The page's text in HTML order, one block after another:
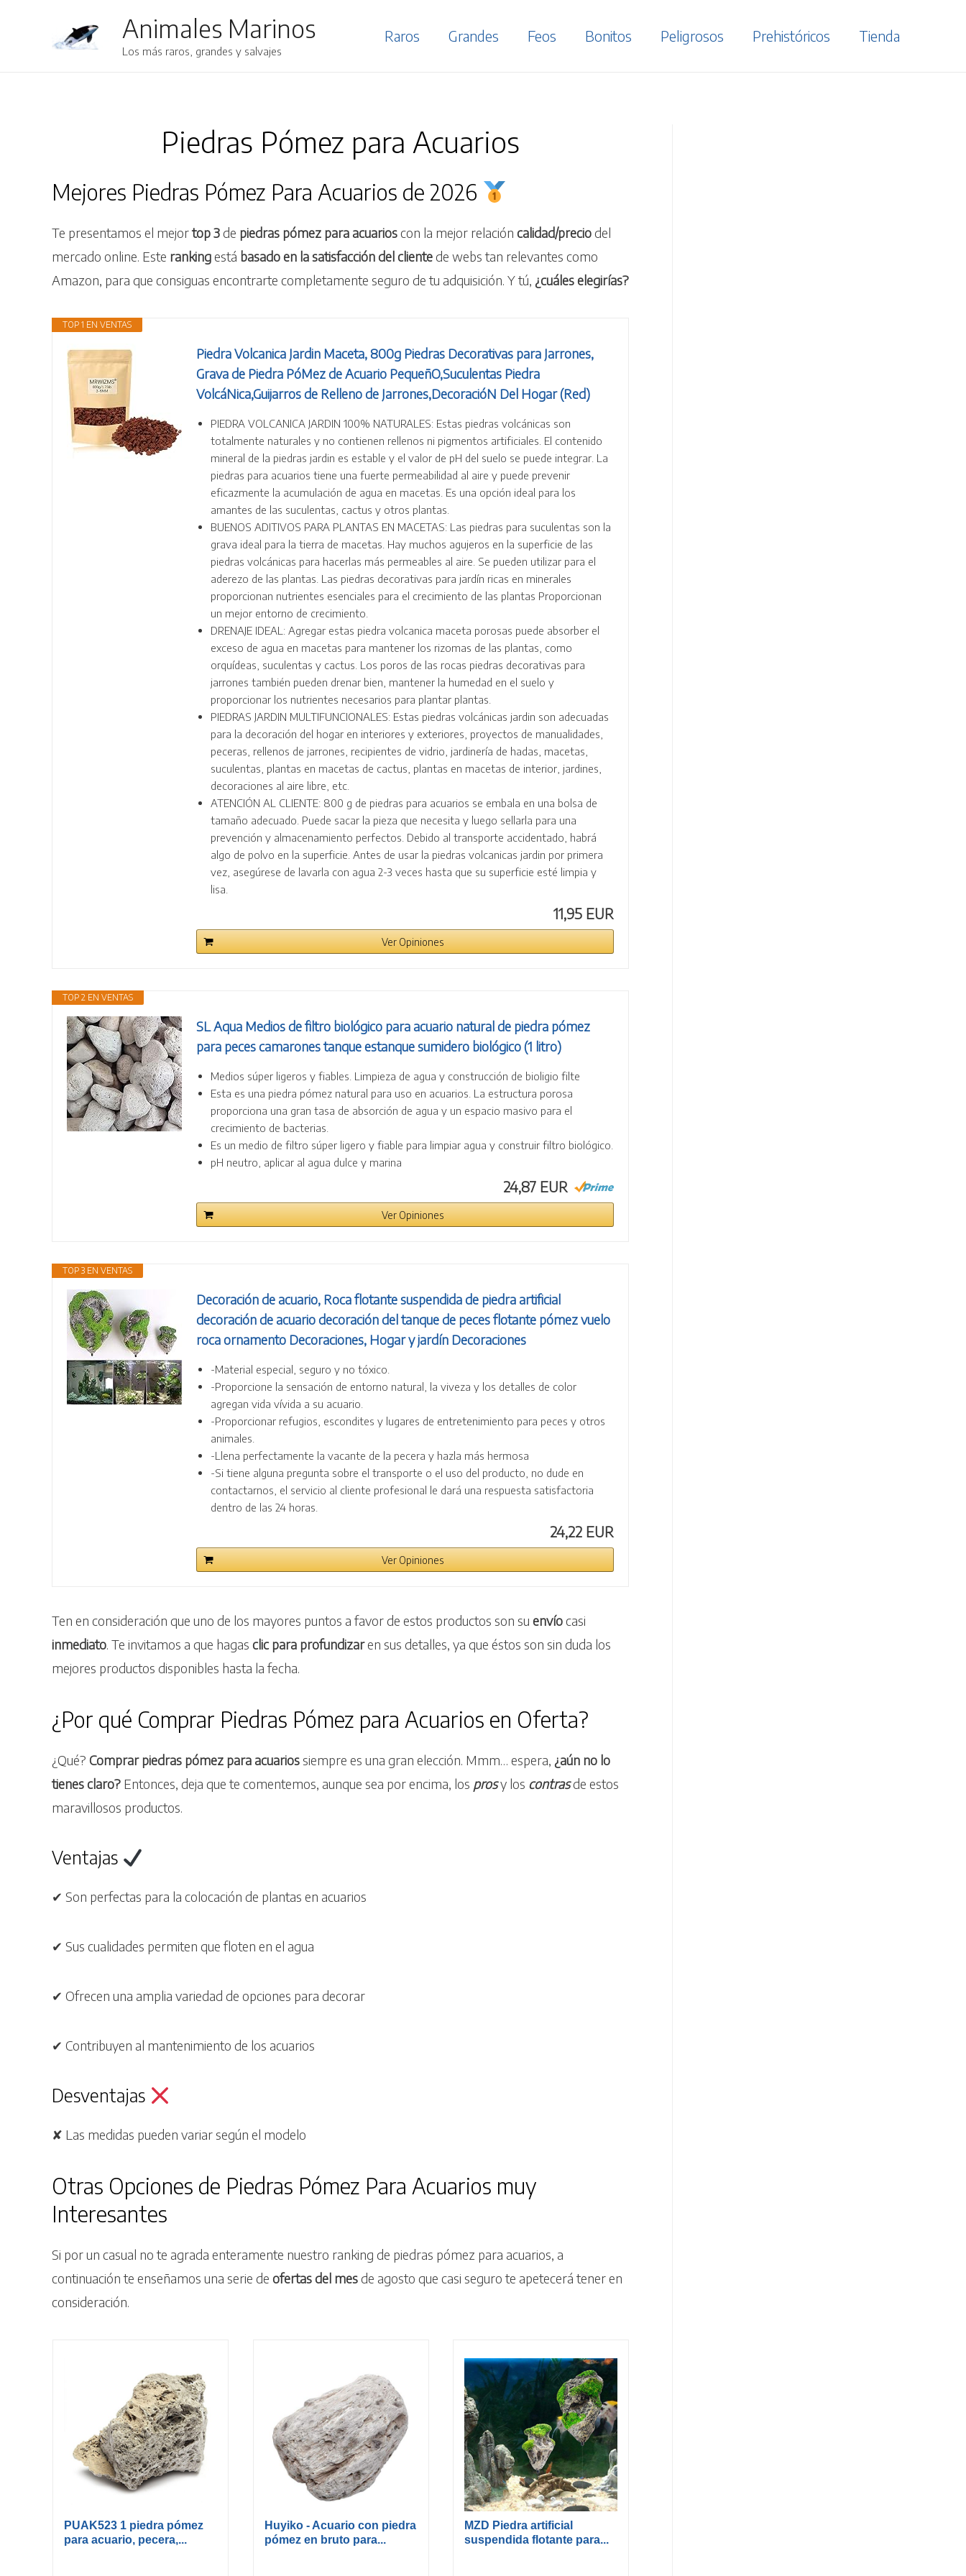
Animales Marinos
Los más raros, grandes y salvajes
Raros Grandes Feos Bonitos Peligrosos Prehistóricos Tienda
Piedras Pómez para Acuarios
Mejores Piedras Pómez Para Acuarios de 2026
Te presentamos el mejortop 3 de piedras pómez para acuarios con la mejor relación calidad/precio del
mercado online. Este ranking está basado en la satisfacción del cliente de webs tan relevantes como
Amazon, para que consiguas encontrarte completamente seguro de tu adquisición. Y tú, ¿cuáles elegirías?
TOP 1 EN VENTAS
Piedra Volcanica Jardin Maceta, 800g Piedras Decorativas para Jarrones,
Grava de Piedra PóMez de Acuario PequeñO,Suculentas Piedra
VolcáNica,Guijarros de Relleno de Jarrones,DecoracióN Del Hogar (Red)
PIEDRA VOLCANICA JARDIN 100% NATURALES: Estas piedras volcánicas son
totalmente naturales y no contienen rellenos ni pigmentos artificiales. El contenido
mineral de la piedras jardin es estable y el valor de pH del suelo se puede integrar. La
piedras para acuarios tiene una fuerte permeabilidad al aire y puede prevenir
eficazmente la acumulación de agua en macetas. Es una opción ideal para los
amantes de las suculentas, cactus y otros plantas.
BUENOS ADITIVOS PARA PLANTAS EN MACETAS: Las piedras para suculentas son la
grava ideal para la tierra de macetas. Hay muchos agujeros en la superficie de las
piedras volcánicas para hacerlas más permeables al aire. Se pueden utilizar para el
aderezo de las plantas. Las piedras decorativas para jardín ricas en minerales
proporcionan nutrientes esenciales para el crecimiento de las plantas Proporcionan
un mejor entorno de crecimiento.
DRENAJE IDEAL: Agregar estas piedra volcanica maceta porosas puede absorber el
exceso de agua en macetas para mantener los rizomas de las plantas, como
orquídeas, suculentas y cactus. Los poros de las rocas piedras decorativas para
jarrones también pueden drenar bien, mantener la humedad en el suelo y
proporcionar los nutrientes necesarios para plantar plantas.
PIEDRAS JARDIN MULTIFUNCIONALES: Estas piedras volcánicas jardin son adecuadas
para la decoración del hogar en interiores y exteriores, proyectos de manualidades,
peceras, rellenos de jarrones, recipientes de vidrio, jardinería de hadas, macetas,
suculentas, plantas en macetas de cactus, plantas en macetas de interior, jardines,
decoraciones al aire libre, etc.
ATENCIÓN AL CLIENTE: 800 g de piedras para acuarios se embala en una bolsa de
tamaño adecuado. Puede sacar la pieza que necesita y luego sellarla para una
prevención y almacenamiento perfectos. Debido al transporte accidentado, habrá
algo de polvo en la superficie. Antes de usar la piedras volcanicas jardin por primera
vez, asegúrese de lavarla con agua 2-3 veces hasta que su superficie esté limpia y
lisa.
11,95 EUR
Ver Opiniones
TOP 2 EN VENTAS
SL Aqua Medios de filtro biológico para acuario natural de piedra pómez
para peces camarones tanque estanque sumidero biológico (1 litro)
Medios súper ligeros y fiables. Limpieza de agua y construcción de bioligio filte
Esta es una piedra pómez natural para uso en acuarios. La estructura porosa
proporciona una gran tasa de absorción de agua y un espacio masivo para el
crecimiento de bacterias.
Es un medio de filtro súper ligero y fiable para limpiar agua y construir filtro biológico.
pH neutro, aplicar al agua dulce y marina
24,87 EUR
Ver Opiniones
TOP 3 EN VENTAS
Decoración de acuario, Roca flotante suspendida de piedra artificial
decoración de acuario decoración del tanque de peces flotante pómez vuelo
roca ornamento Decoraciones, Hogar y jardín Decoraciones
-Material especial, seguro y no tóxico.
-Proporcione la sensación de entorno natural, la viveza y los detalles de color
agregan vida vívida a su acuario.
-Proporcionar refugios, escondites y lugares de entretenimiento para peces y otros
animales.
-Llena perfectamente la vacante de la pecera y hazla más hermosa
-Si tiene alguna pregunta sobre el transporte o el uso del producto, no dude en
contactarnos, el servicio al cliente profesional le dará una respuesta satisfactoria
dentro de las 24 horas.
24,22 EUR
Ver Opiniones
Ten en consideración que uno de los mayores puntos a favor de estos productos son su envío casi
inmediato. Te invitamos a que hagas clic para profundizaren sus detalles, ya que éstos son sin duda los
mejores productos disponibles hasta la fecha.
¿Por qué Comprar Piedras Pómez para Acuarios en Oferta?
¿Qué? Comprar piedras pómez para acuarios siempre es una gran elección. Mmm… espera, ¿aún no lo
tienes claro? Entonces, deja que te comentemos, aunque sea por encima, los prosy los contrasde estos
maravillosos productos.
Ventajas
✔ Son perfectas para la colocación de plantas en acuarios
✔ Sus cualidades permiten que floten en el agua
✔ Ofrecen una amplia variedad de opciones para decorar
✔ Contribuyen al mantenimiento de los acuarios
Desventajas
✘ Las medidas pueden variar según el modelo
Otras Opciones de Piedras Pómez Para Acuarios muy
Interesantes
Si por un casual no te agrada enteramente nuestro ranking de piedras pómez para acuarios, a
continuación te enseñamos una serie de ofertas del mes de agosto que casi seguro te apetecerá tener en
consideración.
PUAK523 1 piedra pómez
para acuario, pecera,...
Huyiko - Acuario con piedra
pómez en bruto para...
MZD Piedra artificial
suspendida flotante para...